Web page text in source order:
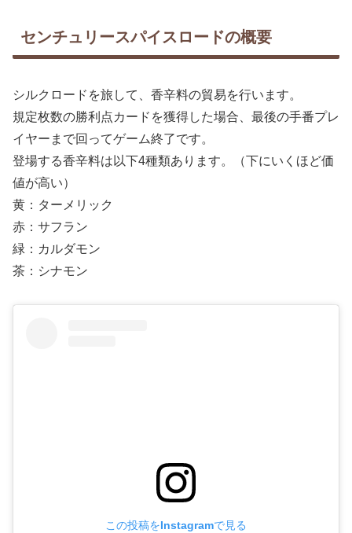
センチュリースパイスロードの概要
シルクロードを旅して、香辛料の貿易を行います。
規定枚数の勝利点カードを獲得した場合、最後の手番プレ
イヤーまで回ってゲーム終了です。
登場する香辛料は以下4種類あります。（下にいくほど価
値が高い）
黄：ターメリック
赤：サフラン
緑：カルダモン
茶：シナモン
この投稿をInstagramで見る